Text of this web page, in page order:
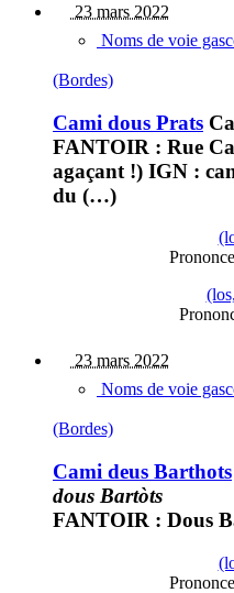
23 mars 2022
Noms de voie
(Bordes)
Cami dous Prats
FANTOIR : Rue
agaçant !) IGN :
du (…)
23 mars 2022
Noms de voie
(Bordes)
Cami deus Barthots
dous Bartòts
FANTOIR : Dous